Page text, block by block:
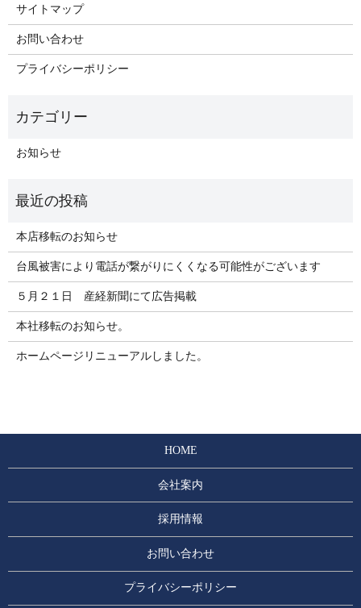
サイトマップ
お問い合わせ
プライバシーポリシー
お知らせ
本店移転のお知らせ
台風被害により電話が繋がりにくくなる可能性がございます
５月２１日 産経新聞にて広告掲載
本社移転のお知らせ。
ホームページリニューアルしました。
HOME
会社案内
採用情報
お問い合わせ
プライバシーポリシー